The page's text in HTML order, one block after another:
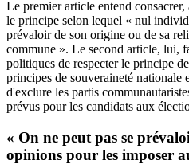
Le premier article entend
le principe selon lequel « nul
prévaloir de son origine ou de sa
commune ». Le second article, lui,
politiques de respecter le principe
principes de souveraineté nationale
d'exclure les partis
prévus pour les candidats aux
« On ne peut pas se
opinions pour les imposer